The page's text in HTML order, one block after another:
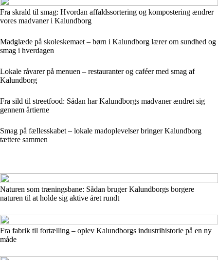
Fra skrald til smag: Hvordan affaldssortering og kompostering ændrer
vores madvaner i Kalundborg
Madglæde på skoleskemaet – børn i Kalundborg lærer om sundhed og
smag i hverdagen
Lokale råvarer på menuen – restauranter og caféer med smag af
Kalundborg
Fra sild til streetfood: Sådan har Kalundborgs madvaner ændret sig
gennem årtierne
Smag på fællesskabet – lokale madoplevelser bringer Kalundborg
tættere sammen
Naturen som træningsbane: Sådan bruger Kalundborgs borgere
naturen til at holde sig aktive året rundt
Fra fabrik til fortælling – oplev Kalundborgs industrihistorie på en ny
måde